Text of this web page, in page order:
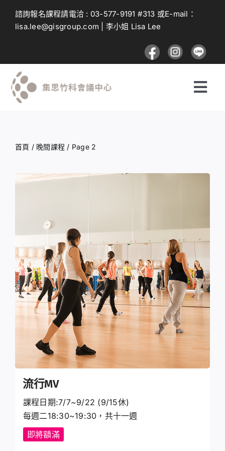
諮詢報名課程請電洽 : 03-577-9191 #313 或E-mail：
lisa.lee@gisgroup.com | 李小姐 Lisa Lee
登入及註冊流程
登入 / 註冊
購物車
首頁 / 晚間課程 / Page 2
流行MV
課程日期:7/7~9/22 (9/15休)
每週二18:30~19:30，共十一週
即將額滿